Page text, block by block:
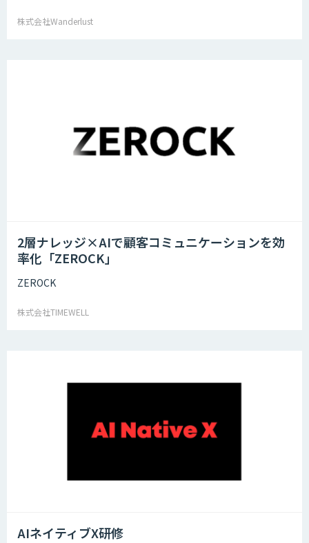
株式会社Wanderlust
2層ナレッジ×AIで顧客コミュニケーションを効
率化「ZEROCK」
ZEROCK
株式会社TIMEWELL
AIネイティブX研修